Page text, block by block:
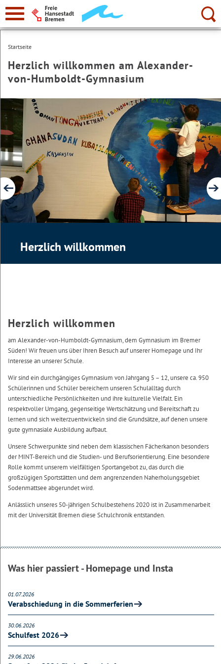
zur
Navigation
Suche:
Startseite
Herzlich willkommen am Alexander-
von-Humboldt-Gymnasium
Herzlich willkommen
Herzlich willkommen
am Alexander-von-Humboldt-Gymnasium, dem Gymnasium im Bremer
Süden! Wir freuen uns über Ihren Besuch auf unserer Homepage und Ihr
Interesse an unserer Schule.
Wir sind ein durchgängiges Gymnasium von Jahrgang 5 – 12, unsere ca. 950
Schülerinnen und Schüler bereichern unseren Schulalltag durch
unterschiedliche Persönlichkeiten und ihre kulturelle Vielfalt. Ein
respektvoller Umgang, gegenseitige Wertschätzung und Bereitschaft zu
lernen und sich weiterzuentwickeln sind die Grundsätze, auf denen unsere
gute gymnasiale Ausbildung aufbaut.
Unsere Schwerpunkte sind neben dem klassischen Fächerkanon besonders
der MINT-Bereich und die Studien- und Berufsorientierung. Eine besondere
Rolle kommt unserem vielfältigen Sportangebot zu, das durch die
großzügigen Sportstätten und dem angrenzenden Naherholungsgebiet
Sodenmattsee abgerundet wird.
Anlässlich unseres 50-jährigen Schulbestehens 2020 ist in Zusammenarbeit
mit der Universität Bremen diese Schulchronik entstanden.
Was hier passiert - Homepage und Insta
01.07.2026
Verabschiedung in die Sommerferien
30.06.2026
Schulfest 2026
29.06.2026